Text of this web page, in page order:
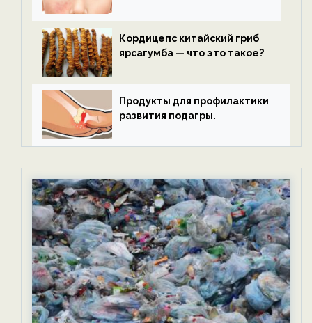
Кордицепс китайский гриб
ярсагумба — что это такое?
Продукты для профилактики
развития подагры.